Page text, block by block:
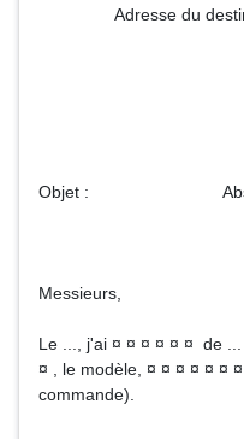
Adresse du
Objet : Absence
Messieurs,
Le ..., j'ai ¤ ¤ ¤ ¤ ¤ ¤ de
¤ , le modèle, ¤ ¤ ¤ ¤ ¤ ¤
commande).